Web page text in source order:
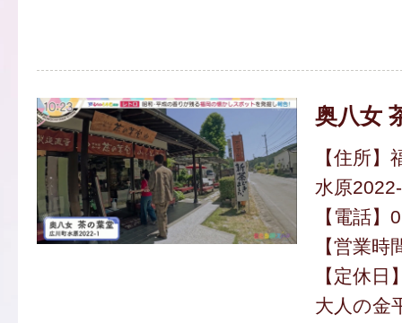
奥八女
【住所
水原
【電話
【営業
【定休日
大人の金